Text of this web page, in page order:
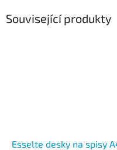
Související produkty
Esselte desky na spisy